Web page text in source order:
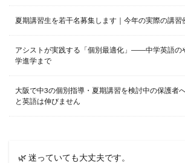
夏期講習生を若干名募集します｜今年の実際の講習
アシストが実践する「個別最適化」――中学英語の
学進学まで
大阪で中3の個別指導・夏期講習を検討中の保護者
と英語は伸びません
🌿 迷っていても大丈夫です。